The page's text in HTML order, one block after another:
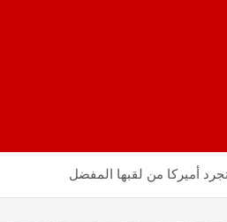
أميركا من لقبها المفضل